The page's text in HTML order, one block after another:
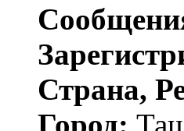
Страна,